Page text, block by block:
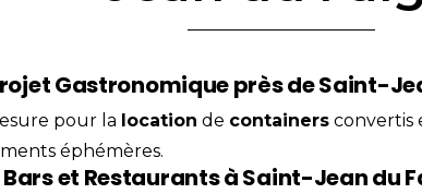
Gastronomique près de Saint-
pour la location de containers convertis
éphémères.
et Restaurants à Saint-Jean du